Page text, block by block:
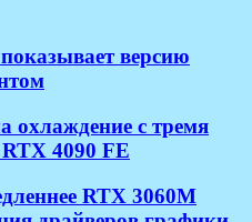
версию
охлаждение с тремя
4090 FE
RTX 3060M